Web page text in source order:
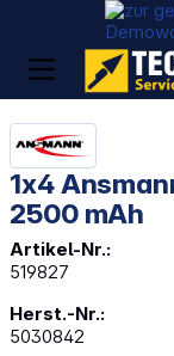
1x4
2500 mAh
Artikel-Nr.:
519827
Herst.-Nr.:
5030842